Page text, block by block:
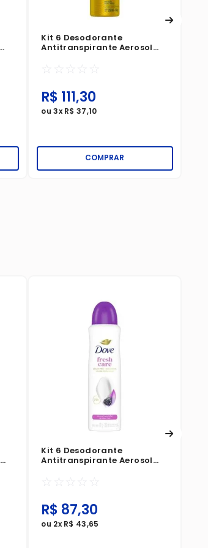
Kit 6 Desodorante
Antitranspirante Aerosol
☆ ☆ ☆ ☆ ☆
R$ 111,30
ou3xR$ 37,10
COMPRAR
Kit 6 Desodorante
Antitranspirante Aerosol
De Lótus 150ml
☆ ☆ ☆ ☆ ☆
R$ 87,30
ou 2xR$ 43,65